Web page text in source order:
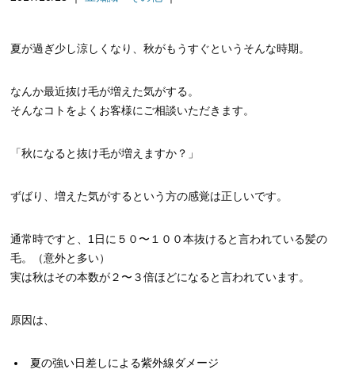
夏が過ぎ少し涼しくなり、秋がもうすぐというそんな時期。
なんか最近抜け毛が増えた気がする。
そんなコトをよくお客様にご相談いただきます。
「秋になると抜け毛が増えますか？」
ずばり、増えた気がするという方の感覚は正しいです。
通常時ですと、1日に５０〜１００本抜けると言われている髪の
毛。（意外と多い）
実は秋はその本数が２〜３倍ほどになると言われています。
原因は、
夏の強い日差しによる紫外線ダメージ